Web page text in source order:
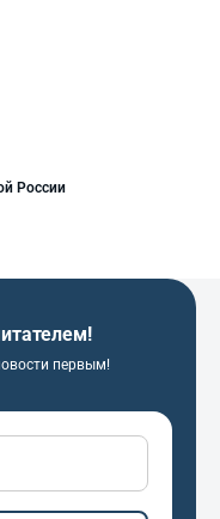
России
первым!